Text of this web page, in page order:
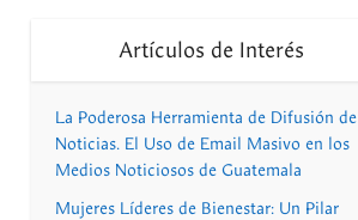
Artículos de Interés
La Poderosa Herramienta de Difusión de
Noticias. El Uso de Email Masivo en los
Medios Noticiosos de Guatemala
Mujeres Líderes de Bienestar: Un Pilar